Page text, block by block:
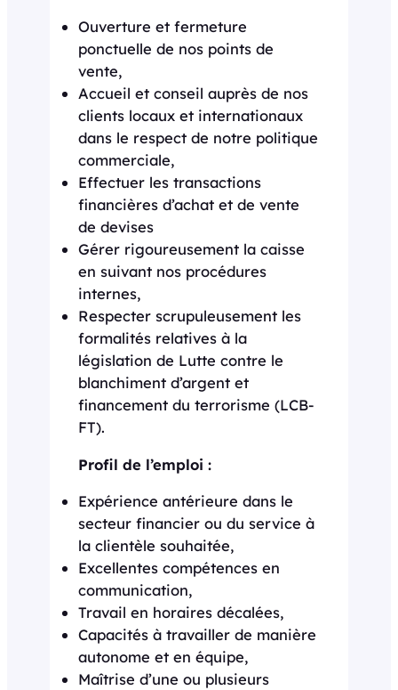
Ouverture et fermeture
ponctuelle de nos points de
vente,
Accueil et conseil auprès de nos
clients locaux et internationaux
dans le respect de notre politique
commerciale,
Effectuer les transactions
financières d’achat et de vente
de devises
Gérer rigoureusement la caisse
en suivant nos procédures
internes,
Respecter scrupuleusement les
formalités relatives à la
législation de Lutte contre le
blanchiment d’argent et
financement du terrorisme (LCB-
FT).
Profil de l’emploi :
Expérience antérieure dans le
secteur financier ou du service à
la clientèle souhaitée,
Excellentes compétences en
communication,
Travail en horaires décalées,
Capacités à travailler de manière
autonome et en équipe,
Maîtrise d’une ou plusieurs